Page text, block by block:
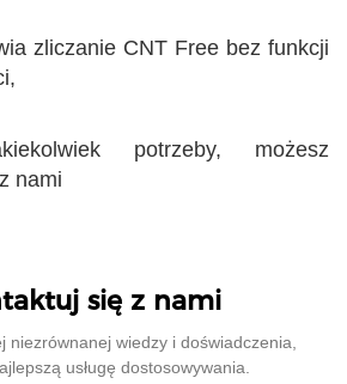
zliczanie CNT Free bez funkcji
potrzeby, możesz
nami
się z nami
niezrównanej wiedzy i doświadczenia,
usługę dostosowywania.